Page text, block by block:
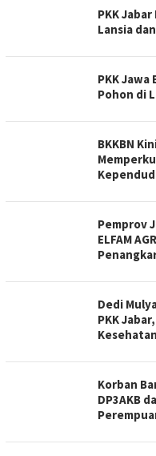
PKK
Lansia
PKK Jawa
Pohon di
BKKBN
Pemprov
ELFAM
Dedi
PKK
Korban
DP3AKB